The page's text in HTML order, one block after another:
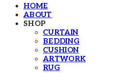
HOME
ABOUT
SHOP
CURTAIN
BEDDING
CUSHION
ARTWORK
RUG